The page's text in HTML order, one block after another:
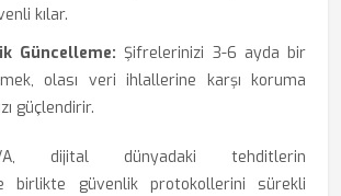
kılar.
Güncelleme: Şifrelerinizi 3-6 ayda bir
olası veri ihlallerine karşı koruma
güçlendirir.
dijital dünyadaki tehditlerin
birlikte güvenlik protokollerini sürekli